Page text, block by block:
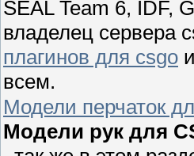
SEAL Team 6, IDF,
владелец сервера
плагинов для csgo
всем.
Модели перчаток
Модели рук для